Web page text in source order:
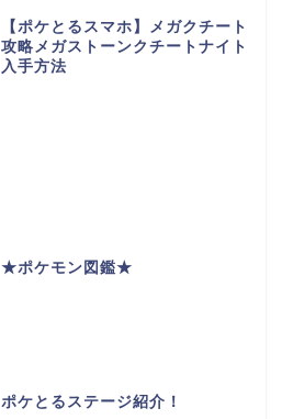
【ポケとるスマホ】メガクチート
攻略メガストーンクチートナイト
入手方法
★ポケモン図鑑★
ポケとるステージ紹介！